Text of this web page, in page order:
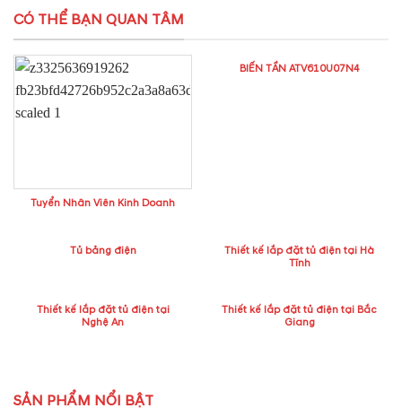
CÓ THỂ BẠN QUAN TÂM
Tuyển Nhân Viên Kinh Doanh
BIẾN TẦN ATV610U07N4
Tủ bảng điện
Thiết kế lắp đặt tủ điện tại Hà
Tĩnh
Thiết kế lắp đặt tủ điện tại
Nghệ An
Thiết kế lắp đặt tủ điện tại Bắc
Giang
SẢN PHẨM NỔI BẬT